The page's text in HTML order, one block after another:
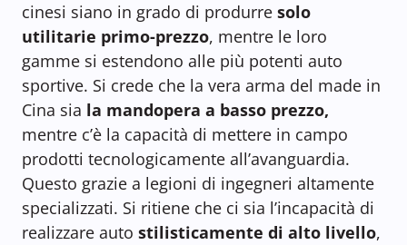
cinesi siano in grado di produrre solo
utilitarie primo-prezzo, mentre le loro
gamme si estendono alle più potenti auto
sportive. Si crede che la vera arma del made in
Cina sia la mandopera a basso prezzo,
mentre c’è la capacità di mettere in campo
prodotti tecnologicamente all’avanguardia.
Questo grazie a legioni di ingegneri altamente
specializzati. Si ritiene che ci sia l’incapacità di
realizzare auto stilisticamente di alto livello,